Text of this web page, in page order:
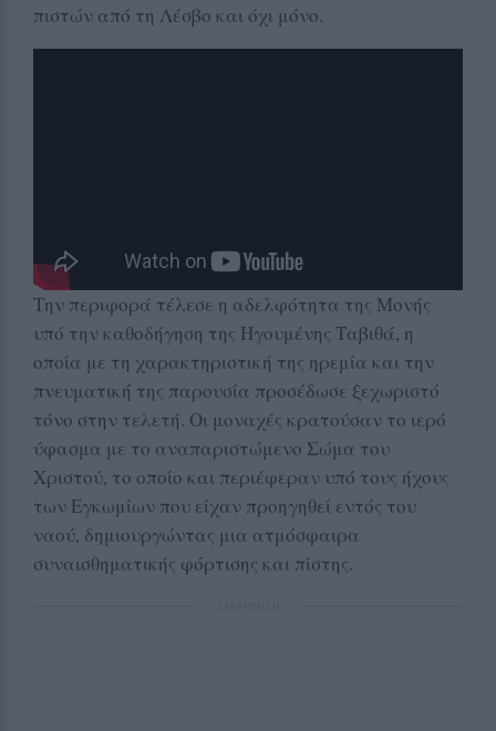
πιστών από τη Λέσβο και όχι μόνο.
Την περιφορά τέλεσε η αδελφότητα της Μονής
υπό την καθοδήγηση της Ηγουμένης Ταβιθά, η
οποία με τη χαρακτηριστική της ηρεμία και την
πνευματική της παρουσία προσέδωσε ξεχωριστό
τόνο στην τελετή. Οι μοναχές κρατούσαν το ιερό
ύφασμα με το αναπαριστώμενο Σώμα του
Χριστού, το οποίο και περιέφεραν υπό τους ήχους
των Εγκωμίων που είχαν προηγηθεί εντός του
ναού, δημιουργώντας μια ατμόσφαιρα
συναισθηματικής φόρτισης και πίστης.